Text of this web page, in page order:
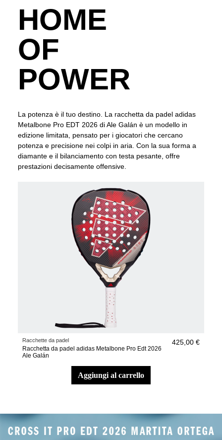
HOME
OF
POWER
La potenza è il tuo destino. La racchetta da padel adidas
Metalbone Pro EDT 2026 di Ale Galán è un modello in
edizione limitata, pensato per i giocatori che cercano
potenza e precisione nei colpi in aria. Con la sua forma a
diamante e il bilanciamento con testa pesante, offre
prestazioni decisamente offensive.
Racchette da padel
Racchetta da padel adidas Metalbone Pro Edt 2026
Ale Galán
425,00 €
aggiungi al carrello